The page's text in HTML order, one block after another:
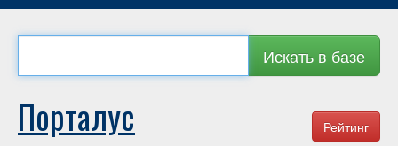
Искать в базе
Рейтинг
Порталус